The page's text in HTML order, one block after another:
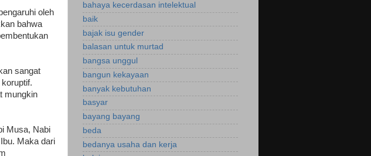
oleh
bahwa
sangat
mungkin
Musa, Nabi
Maka dari
bahaya kecerdasan intelektual
baik
bajak isu gender
balasan untuk murtad
bangsa unggul
bangun kekayaan
banyak kebutuhan
basyar
bayang bayang
beda
bedanya usaha dan kerja